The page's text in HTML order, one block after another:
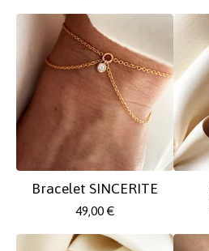
Bracelet SINCERITE
49,00 €